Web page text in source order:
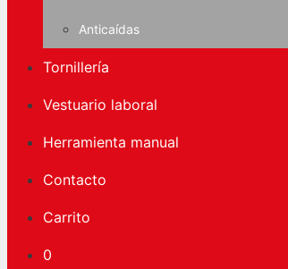
Anticaídas
Tornillería
Vestuario laboral
Herramienta manual
Contacto
Carrito
0